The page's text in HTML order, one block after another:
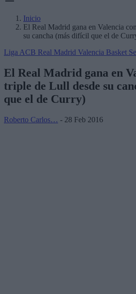
Breadcrumb
Inicio
El Real Madrid gana en Valencia
su cancha (más difícil que el de
Liga ACB Real Madrid Valencia Basket
El Real Madrid gana en
triple de Lull desde su
que el de Curry)
Roberto Carlos… - 28 Feb 2016